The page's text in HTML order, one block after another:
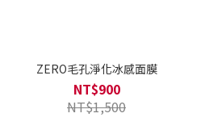
ZERO毛孔淨化冰感面膜
NT$900
NT$1,500